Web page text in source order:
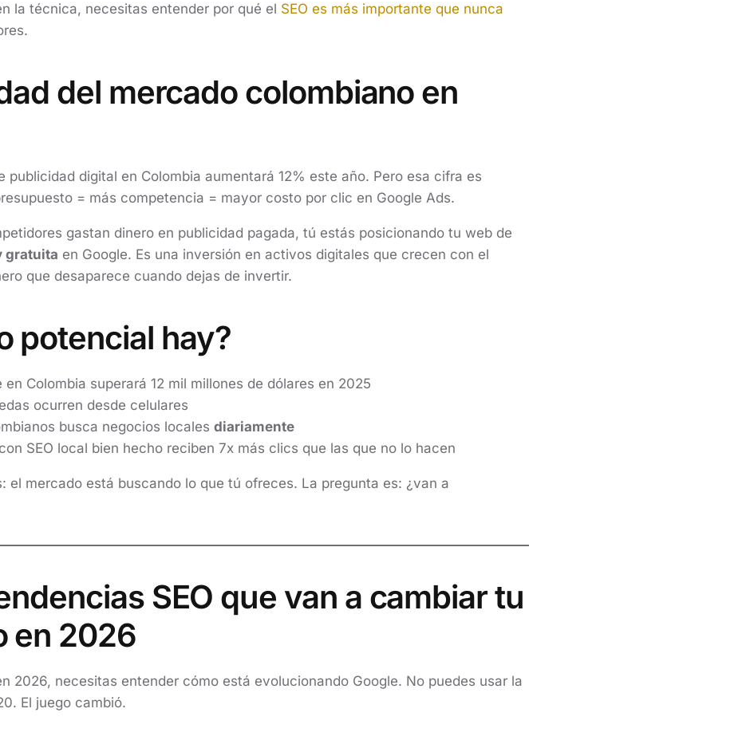
la técnica, necesitas entender por qué el SEO es más importante que nunca
del mercado colombiano en
publicidad digital en Colombia aumentará 12% este año. Pero esa cifra es
= más competencia = mayor costo por clic en Google Ads.
gastan dinero en publicidad pagada, tú estás posicionando tu web de
gratuita en Google. Es una inversión en activos digitales que crecen con el
que desaparece cuando dejas de invertir.
potencial hay?
en Colombia superará 12 mil millones de dólares en 2025
ocurren desde celulares
busca negocios locales diariamente
SEO local bien hecho reciben 7x más clics que las que no lo hacen
el mercado está buscando lo que tú ofreces. La pregunta es: ¿van a
SEO que van a cambiar tu
en 2026
2026, necesitas entender cómo está evolucionando Google. No puedes usar la
El juego cambió.